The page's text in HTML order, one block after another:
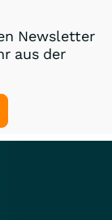
Newsletter
aus der